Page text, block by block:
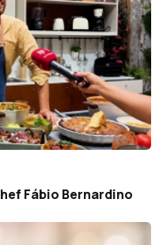
Fábio Bernardino